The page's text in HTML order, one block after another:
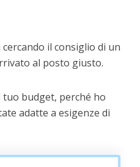
il consiglio di un
al posto giusto.
budget, perché ho
adatte a esigenze di